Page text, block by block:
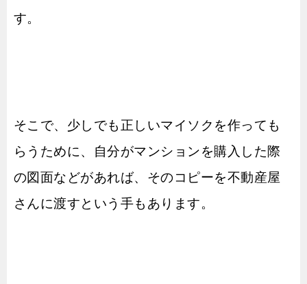
す。
そこで、少しでも正しいマイソクを作っても
らうために、自分がマンションを購入した際
の図面などがあれば、そのコピーを不動産屋
さんに渡すという手もあります。